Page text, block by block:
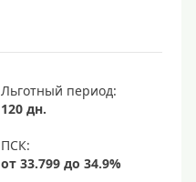
Льготный период:
120 дн.